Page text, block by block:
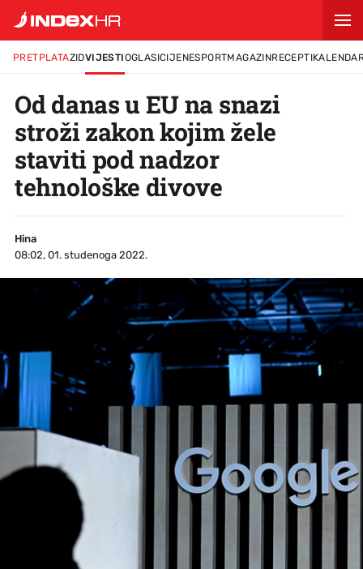
PRETPLATAZIDVIJESTIOGLASICIJENESPORTMAGAZINRECEPTI
Od danas u EU na snazi
stroži zakon kojim žele
staviti pod nadzor
tehnološke divove
Hina
08:02, 01. studenoga 2022.